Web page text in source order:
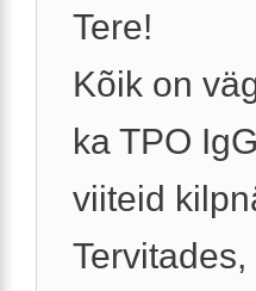
Tere!
Kõik on
ka TPO
viiteid
Tervitades,